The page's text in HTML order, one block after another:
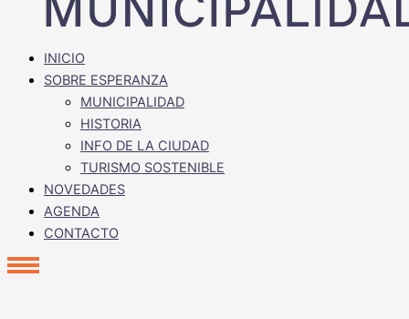
INICIO
SOBRE ESPERANZA
MUNICIPALIDAD
HISTORIA
INFO DE LA CIUDAD
TURISMO SOSTENIBLE
NOVEDADES
AGENDA
CONTACTO